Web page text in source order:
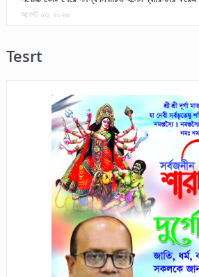
আগস্ট ০৩, ২০২৬
Tesrt